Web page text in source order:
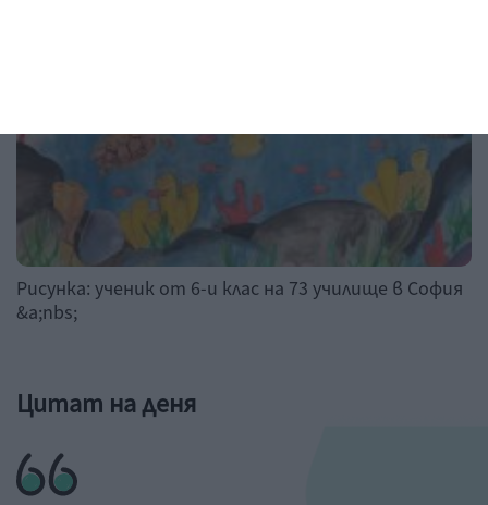
Рисунка: ученик от 6-и клас на 73 училище в София
&a;nbs;
Цитат на деня